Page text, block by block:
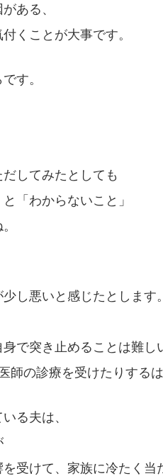
ある、
くことが大事です。
す。
してみたとしても
と「わからないこと」
し悪いと感じたとします。
で突き止めることは難し
師の診療を受けたりするは
る夫は、
を受けて、家族に冷たく当